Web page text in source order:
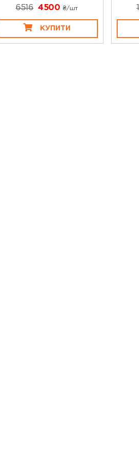
6516 4500 ₴/шт
КУПИТИ